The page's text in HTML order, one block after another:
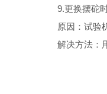
9.更换摆砣时
原因：试验机
解决方法：用